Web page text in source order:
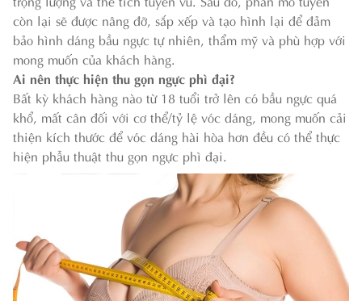
còn lại sẽ được nâng đỡ, sắp xếp và tạo hình lại để đảm
bảo hình dáng bầu ngực tự nhiên, thẩm mỹ và phù hợp với
mong muốn của khách hàng.
Ai nên thực hiện thu gọn ngực phì đại?
Bất kỳ khách hàng nào từ 18 tuổi trở lên có bầu ngực quá
khổ, mất cân đối với cơ thể/tỷ lệ vóc dáng, mong muốn cải
thiện kích thước để vóc dáng hài hòa hơn đều có thể thực
hiện phẫu thuật thu gọn ngực phì đại.